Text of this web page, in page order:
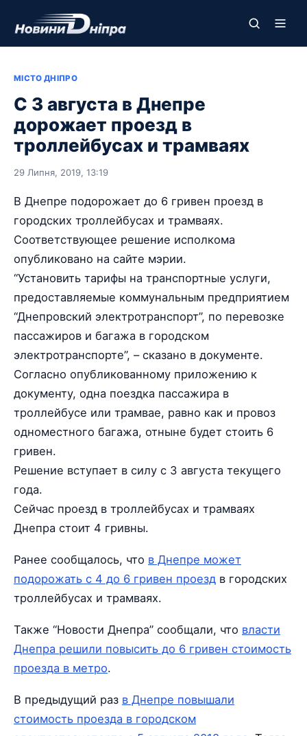
МІСТО ДНІПРО
С 3 августа в Днепре
дорожает проезд в
троллейбусах и трамваях
29 Липня, 2019, 13:19
В Днепре подорожает до 6 гривен проезд в
городских троллейбусах и трамваях.
Соответствующее решение исполкома
опубликовано на сайте мэрии.
“Установить тарифы на транспортные услуги,
предоставляемые коммунальным предприятием
“Днепровский электротранспорт”, по перевозке
пассажиров и багажа в городском
электротранспорте”, – сказано в документе.
Согласно опубликованному приложению к
документу, одна поездка пассажира в
троллейбусе или трамвае, равно как и провоз
одноместного багажа, отныне будет стоить 6
гривен.
Решение вступает в силу с 3 августа текущего
года.
Сейчас проезд в троллейбусах и трамваях
Днепра стоит 4 гривны.
Ранее сообщалось, что в Днепре может
подорожать с 4 до 6 гривен проезд в городских
троллейбусах и трамваях.
Также “Новости Днепра” сообщали, что власти
Днепра решили повысить до 6 гривен стоимость
проезда в метро.
В предыдущий раз в Днепре повышали
стоимость проезда в городском